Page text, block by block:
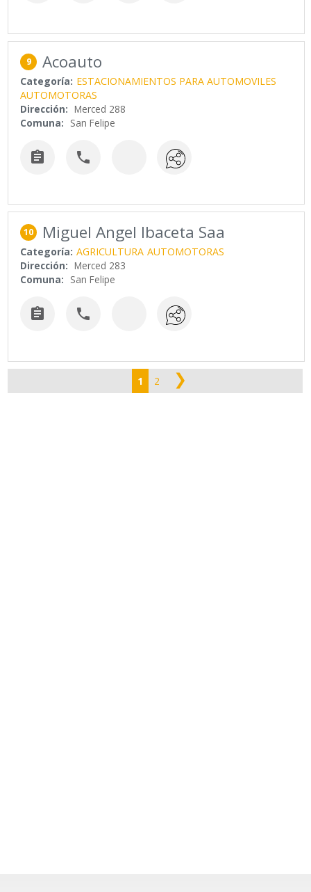
9 Acoauto
Categoría: ESTACIONAMIENTOS PARA AUTOMOVILES
AUTOMOTORAS
Dirección: Merced 288
Comuna: San Felipe
 
10 Miguel Angel Ibaceta Saa
Categoría: AGRICULTURA AUTOMOTORAS
Dirección: Merced 283
Comuna: San Felipe
 
1 2 ❯